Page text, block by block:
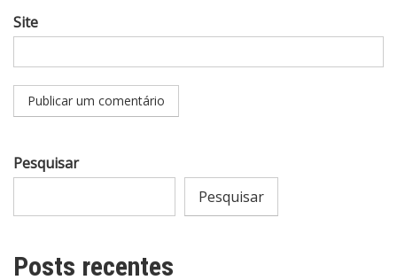
Site
Pesquisar
Pesquisar
Posts recentes